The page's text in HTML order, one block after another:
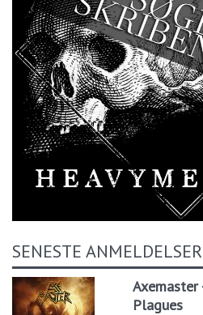
SENESTE ANMELDELSER
Axemaster
Plagues